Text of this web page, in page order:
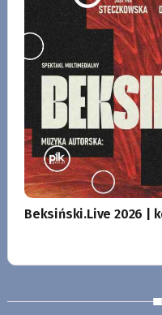
Beksiński.Live 2026 |